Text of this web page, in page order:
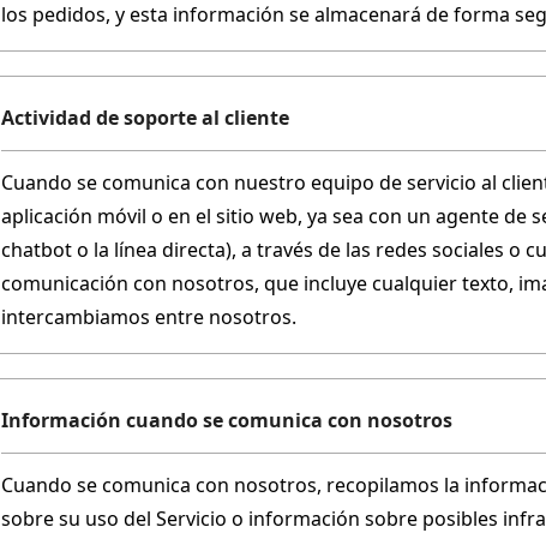
los pedidos, y esta información se almacenará de forma
Actividad de soporte al cliente
Cuando se comunica con nuestro equipo de servicio al
aplicación móvil o en el sitio web, ya sea con un agente
chatbot o la línea directa), a través de las redes sociales o
comunicación con nosotros, que incluye cualquier texto,
intercambiamos entre nosotros.
Información cuando se comunica con nosotros
Cuando se comunica con nosotros, recopilamos la
sobre su uso del Servicio o información sobre posibles